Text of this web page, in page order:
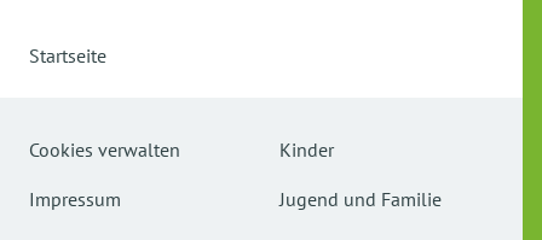
Startseite
Cookies verwalten
Impressum
Kinder
Jugend und Familie